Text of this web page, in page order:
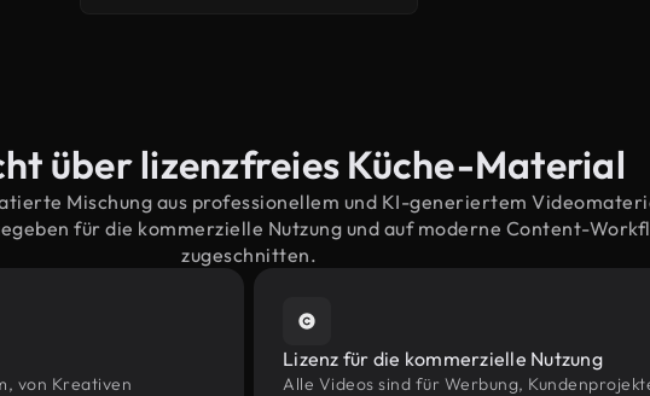
über lizenzfreies Küche-Material
Mischung aus professionellem und KI-generiertem
für die kommerzielle Nutzung und auf moderne Content-
zugeschnitten.
von Kreativen
Lizenz für die kommerzielle Nutzung
Alle Videos sind für Werbung,